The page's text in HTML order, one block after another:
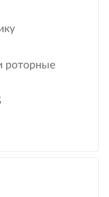
роторные